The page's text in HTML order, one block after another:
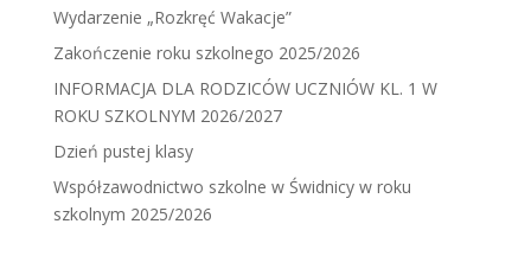
Wydarzenie „Rozkręć Wakacje”
Zakończenie roku szkolnego 2025/2026
INFORMACJA DLA RODZICÓW UCZNIÓW KL. 1 W
ROKU SZKOLNYM 2026/2027
Dzień pustej klasy
Współzawodnictwo szkolne w Świdnicy w roku
szkolnym 2025/2026